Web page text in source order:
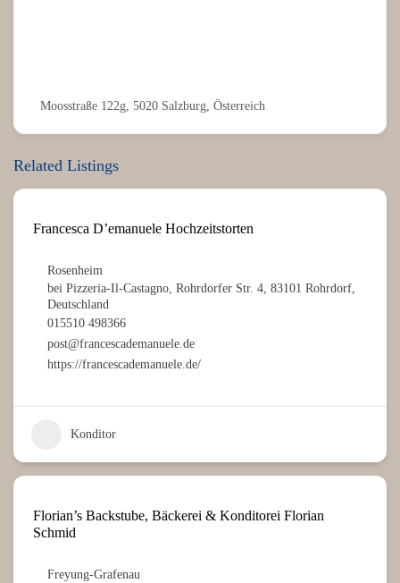
Moosstraße 122g, 5020 Salzburg, Österreich
Related Listings
Francesca D’emanuele Hochzeitstorten
Rosenheim
bei Pizzeria-Il-Castagno, Rohrdorfer Str. 4, 83101 Rohrdorf,
Deutschland
015510 498366
post@francescademanuele.de
https://francescademanuele.de/
Konditor
Florian’s Backstube, Bäckerei & Konditorei Florian
Schmid
Freyung-Grafenau